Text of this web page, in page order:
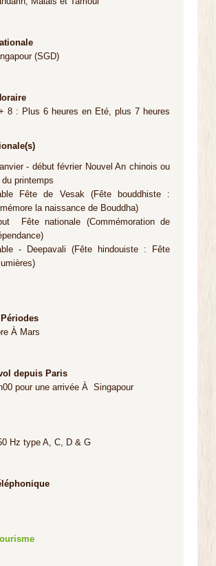
(SGD)
8 : Plus 6 heures en Eté, plus 7 heures
- début février Nouvel An chinois ou
du printemps
Fête de Vesak (Fête bouddhiste :
la naissance de Bouddha)
Fête nationale (Commémoration de
- Deepavali (Fête hindouiste : Fête
À Mars
depuis Paris
pour une arrivée À Singapour
Hz type A, C, D & G